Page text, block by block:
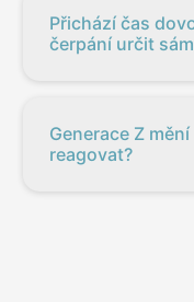
Přichází čas
čerpání určit
Generace Z
reagovat?